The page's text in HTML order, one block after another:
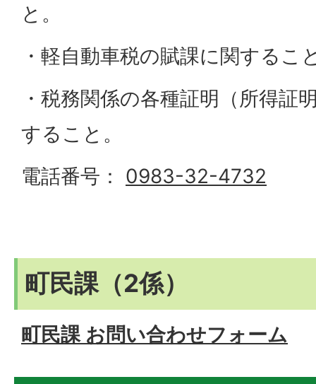
と。
・軽自動車税の賦課に関するこ
・税務関係の各種証明（所得証
すること。
電話番号： 0983-32-4732
町民課（2係）
町民課 お問い合わせフォーム